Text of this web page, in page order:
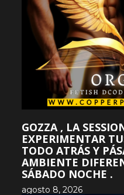
GOZZA , LA
EXPERIMENTAR
TODO ATRÁS Y
AMBIENTE
SÁBADO NOCHE .
agosto 8, 2026